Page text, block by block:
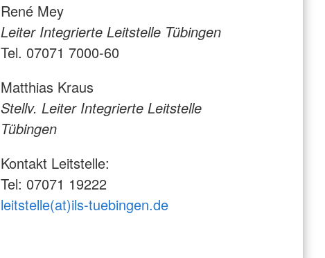
René Mey
Leiter Integrierte Leitstelle Tübingen
Tel. 07071 7000-60
Matthias Kraus
Stellv. Leiter Integrierte Leitstelle
Tübingen
Kontakt Leitstelle:
Tel: 07071 19222
leitstelle(at)ils-tuebingen.de